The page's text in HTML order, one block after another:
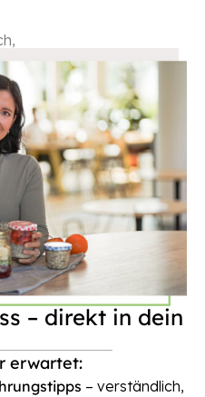
– direkt in dein
erwartet:
– verständlich,